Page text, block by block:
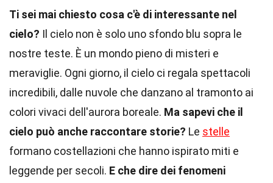
Ti sei mai chiesto cosa c'è di interessante nel
cielo? Il cielo non è solo uno sfondo blu sopra le
nostre teste. È un mondo pieno di misteri e
meraviglie. Ogni giorno, il cielo ci regala spettacoli
incredibili, dalle nuvole che danzano al tramonto ai
colori vivaci dell'aurora boreale. Ma sapevi che il
cielo può anche raccontare storie? Le stelle
formano costellazioni che hanno ispirato miti e
leggende per secoli. E che dire dei fenomeni